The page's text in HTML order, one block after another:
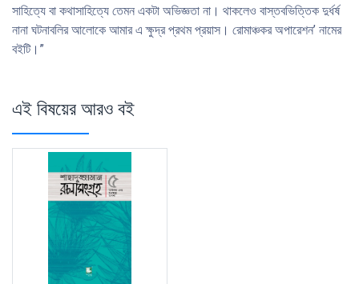
সাহিত্যে বা কথাসাহিত্যে তেমন একটা অভিজ্ঞতা না। থাকলেও বাস্তবভিত্তিক দুর্ধর্ষ
নানা ঘটনাবলির আলােকে আমার এ ক্ষুদ্র প্রথম প্রয়াস। রােমাঞ্চকর অপারেশন’ নামের
বইটি।”
এই বিষয়ের আরও বই